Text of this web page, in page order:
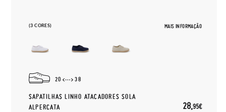
(3 CORES) MAIS INFORMAÇÃO
20 38
SAPATILHAS LINHO ATACADORES SOLA
ALPERCATA
28,95€